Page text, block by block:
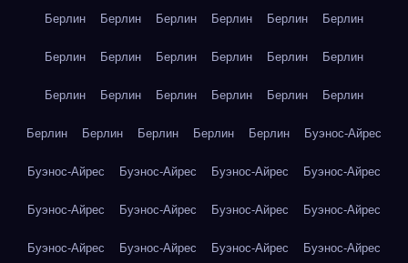
Берлин Берлин Берлин Берлин Берлин Берлин
Берлин Берлин Берлин Берлин Берлин Берлин
Берлин Берлин Берлин Берлин Берлин Берлин
Берлин Берлин Берлин Берлин Берлин Буэнос-Айрес
Буэнос-Айрес Буэнос-Айрес Буэнос-Айрес Буэнос-Айрес
Буэнос-Айрес Буэнос-Айрес Буэнос-Айрес Буэнос-Айрес
Буэнос-Айрес Буэнос-Айрес Буэнос-Айрес Буэнос-Айрес